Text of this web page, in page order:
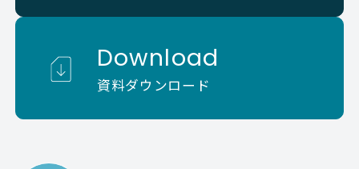
Download
資料ダウンロード